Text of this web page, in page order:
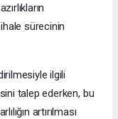
sürecinin
ilgili
talep ederken, bu
artırılması